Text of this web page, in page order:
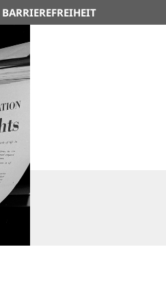
BARRIEREFREIHEIT